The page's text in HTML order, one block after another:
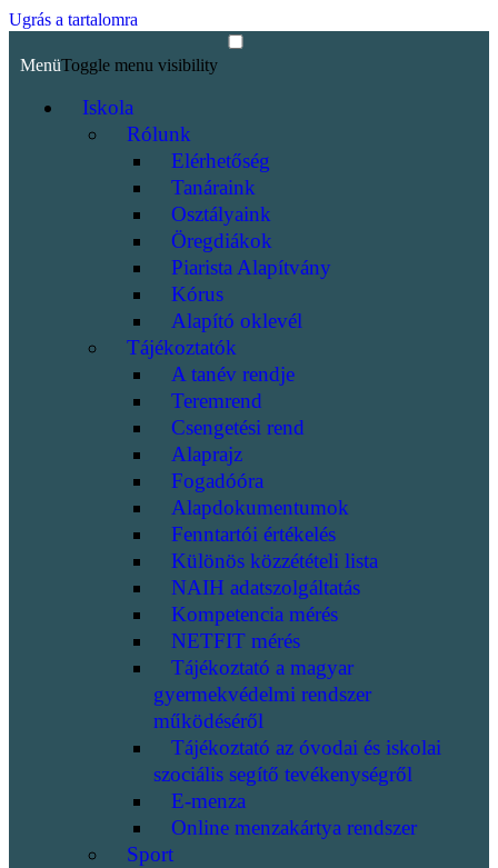
Ugrás a tartalomra
MenüToggle menu visibility
Iskola
Rólunk
Elérhetőség
Tanáraink
Osztályaink
Öregdiákok
Piarista Alapítvány
Kórus
Alapító oklevél
Tájékoztatók
A tanév rendje
Teremrend
Csengetési rend
Alaprajz
Fogadóóra
Alapdokumentumok
Fenntartói értékelés
Különös közzétételi lista
NAIH adatszolgáltatás
Kompetencia mérés
NETFIT mérés
Tájékoztató a magyar
gyermekvédelmi rendszer
működéséről
Tájékoztató az óvodai és iskolai
szociális segítő tevékenységről
E-menza
Online menzakártya rendszer
Sport